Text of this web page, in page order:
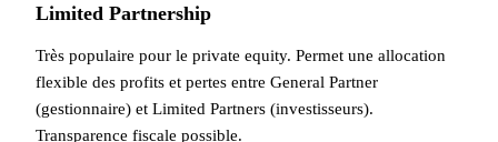
Limited Partnership
Très populaire pour le private equity. Permet une allocation
flexible des profits et pertes entre General Partner
(gestionnaire) et Limited Partners (investisseurs).
Transparence fiscale possible.